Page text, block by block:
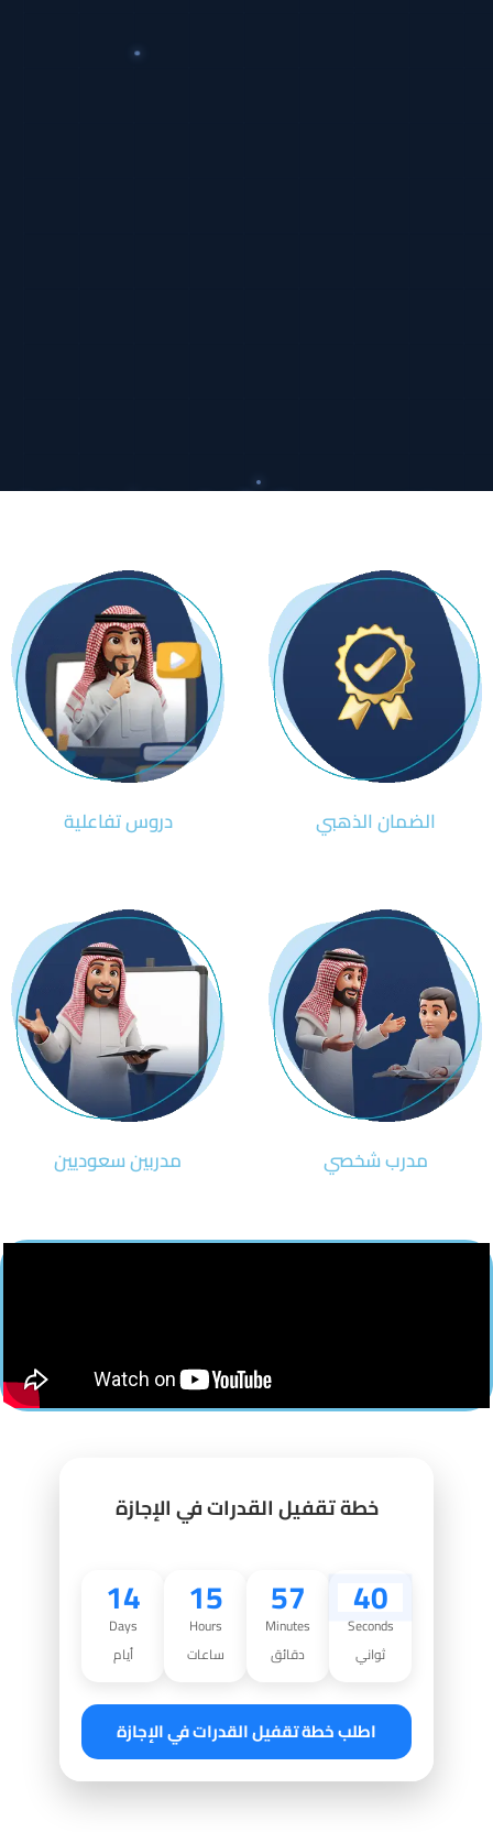
الضمان الذهبي دروس تفاعلية
مدرب شخصي مدربين سعوديين
خطة تقفيل القدرات في الإجازة
14
Days
أيام
15
Hours
ساعات
57
Minutes
دقائق
39
Seconds
ثواني
اطلب خطة تقفيل القدرات في الإجازة